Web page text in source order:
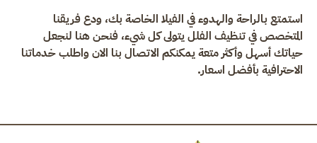
استمتع بالراحة والهدوء في الفيلا الخاصة بك، ودع فريقنا
المتخصص في تنظيف الفلل يتولى كل شيء، فنحن هنا لنجعل
حياتك أسهل وأكثر متعة يمكنكم الاتصال بنا الان واطلب خدماتنا
الاحترافية بأفضل اسعار.